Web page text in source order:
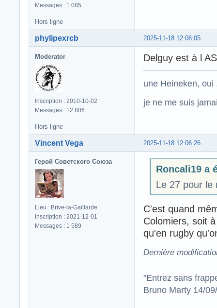
Messages : 1 085
Hors ligne
2025-11-18 12:06:05
phylipexrcb
Moderator
Inscription : 2010-10-02
Messages : 12 806
Delguy est à l
une Heineken,
je ne me suis
Hors ligne
2025-11-18 12:06:26
Vincent Vega
Герой Советского Союза
Lieu : Brive-la-Gaillarde
Inscription : 2021-12-01
Messages : 1 589
Roncali19 a
Le 27 pour le
C'est quand
Colomiers, soit
qu'en rugby
Dernière
"Entrez sans
Bruno Marty 14/